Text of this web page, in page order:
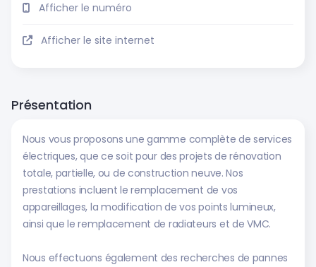
Afficher le numéro
Afficher le site internet
Présentation
Nous vous proposons une gamme complète de services
électriques, que ce soit pour des projets de rénovation
totale, partielle, ou de construction neuve. Nos
prestations incluent le remplacement de vos
appareillages, la modification de vos points lumineux,
ainsi que le remplacement de radiateurs et de VMC.
Nous effectuons également des recherches de pannes